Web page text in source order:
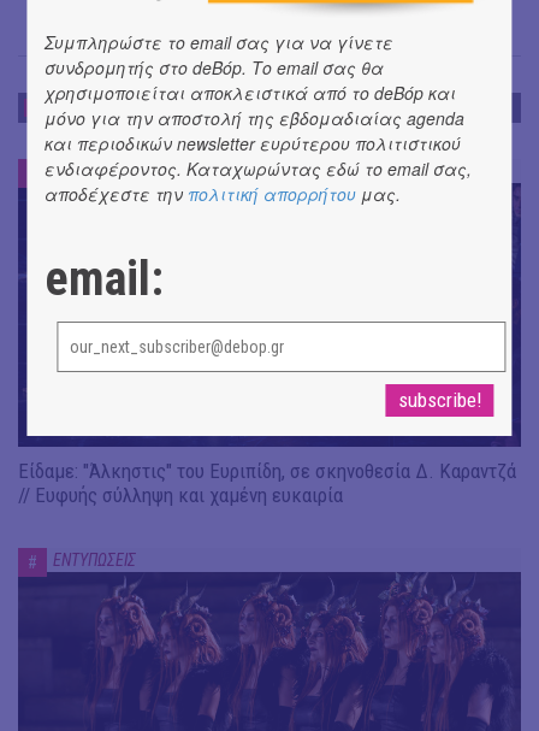
ΕΝΤΥΠΩΣΕΙΣ
ΕΝΤΥΠΩΣΕΙΣ
Είδαμε: "Άλκηστις" του Ευριπίδη, σε σκηνοθεσία Δ. Καραντζά
// Ευφυής σύλληψη και χαμένη ευκαιρία
# ΕΝΤΥΠΩΣΕΙΣ
Συμπληρώστε το email σας για να γίνετε
συνδρομητής στο deBόp. Το email σας θα
χρησιμοποιείται αποκλειστικά από το deBόp και
μόνο για την αποστολή της εβδομαδιαίας agenda
και περιοδικών newsletter ευρύτερου πολιτιστικού
ενδιαφέροντος. Καταχωρώντας εδώ το email σας,
αποδέχεστε την πολιτική απορρήτου μας.
email: